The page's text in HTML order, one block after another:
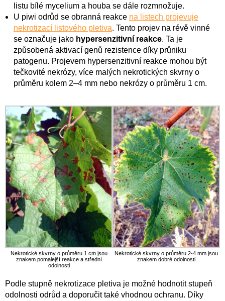
listu bílé mycelium a houba se dále rozmnožuje.
U piwi odrůd se obranná reakce na listech projevuje
nekrotizací listového pletiva. Tento projev na révě vinné
se označuje jako hypersenzitivní reakce. Ta je
způsobená aktivací genů rezistence díky průniku
patogenu. Projevem hypersenzitivní reakce mohou být
tečkovité nekrózy, více malých nekrotických skvrny o
průměru kolem 2–4 mm nebo nekrózy o průměru 1 cm.
Nekrotické skvrny o průměru 1 cm jsou
znakem pomalejší reakce a střední
odolnosti
Nekrotické skvrny o průměru 2-4 mm jsou
znakem dobré odolnosti
Podle stupně nekrotizace pletiva je možné hodnotit stupeň
odolnosti odrůd a doporučit také vhodnou ochranu. Díky